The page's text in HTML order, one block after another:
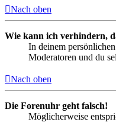
Nach oben
Wie kann ich verhindern,
In deinem
Moderatoren und du
Nach oben
Die Forenuhr geht falsch!
Möglicherweise